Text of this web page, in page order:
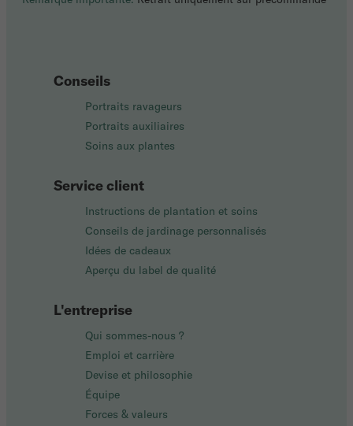
Conseils
Portraits ravageurs
Portraits auxiliaires
Soins aux plantes
Service client
Instructions de plantation et soins
Conseils de jardinage personnalisés
Idées de cadeaux
Aperçu du label de qualité
L'entreprise
Qui sommes-nous ?
Emploi et carrière
Devise et philosophie
Équipe
Forces & valeurs